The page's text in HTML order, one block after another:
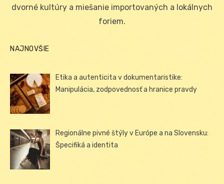
dvorné kultúry a miešanie importovaných a lokálnych
foriem.
NAJNOVŠIE
Etika a autenticita v dokumentaristike:
Manipulácia, zodpovednosť a hranice pravdy
Regionálne pivné štýly v Európe a na Slovensku:
Špecifiká a identita